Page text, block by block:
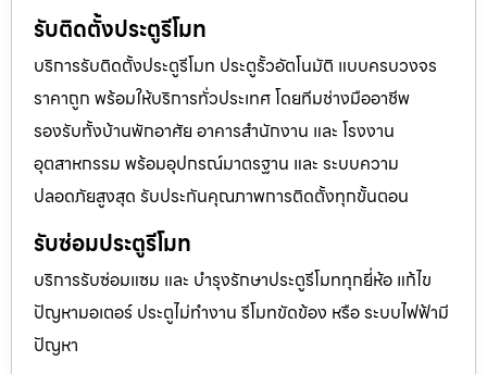
รับติดตั้งประตูรีโมท
บริการรับติดตั้งประตูรีโมท ประตูรั้วอัตโนมัติ แบบครบวงจร
ราคาถูก พร้อมให้บริการทั่วประเทศ โดยทีมช่างมืออาชีพ
รองรับทั้งบ้านพักอาศัย อาคารสำนักงาน และ โรงงาน
อุตสาหกรรม พร้อมอุปกรณ์มาตรฐาน และ ระบบความ
ปลอดภัยสูงสุด รับประกันคุณภาพการติดตั้งทุกขั้นตอน
รับซ่อมประตูรีโมท
บริการรับซ่อมแซม และ บำรุงรักษาประตูรีโมททุกยี่ห้อ แก้ไข
ปัญหามอเตอร์ ประตูไม่ทำงาน รีโมทขัดข้อง หรือ ระบบไฟฟ้ามี
ปัญหา